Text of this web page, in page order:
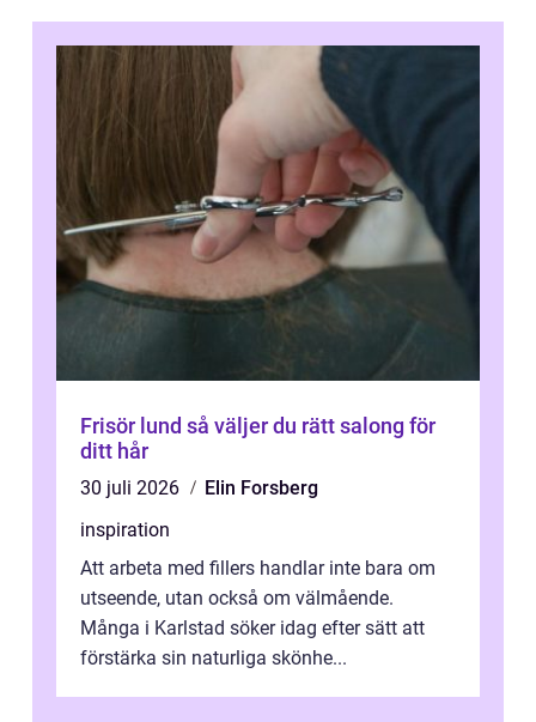
Frisör lund så väljer du rätt salong för
ditt hår
30 juli 2026
Elin Forsberg
inspiration
Att arbeta med fillers handlar inte bara om
utseende, utan också om välmående.
Många i Karlstad söker idag efter sätt att
förstärka sin naturliga skönhe...